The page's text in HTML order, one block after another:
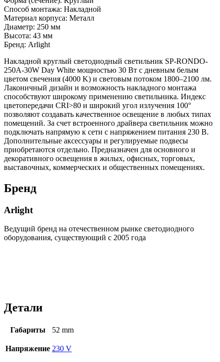
Способ монтажа: Накладной
Материал корпуса: Металл
Диаметр: 250 мм
Высота: 43 мм
Бренд: Arlight
Накладной круглый светодиодный светильник SP-RONDO-
250A-30W Day White мощностью 30 Вт с дневным белым
цветом свечения (4000 K) и световым потоком 1800–2100 лм.
Лаконичный дизайн и возможность накладного монтажа
способствуют широкому применению светильника. Индекс
цветопередачи CRI>80 и широкий угол излучения 100°
позволяют создавать качественное освещение в любых типах
помещений. За счет встроенного драйвера светильник можно
подключать напрямую к сети с напряжением питания 230 В.
Дополнительные аксессуары и регулируемые подвесы
приобретаются отдельно. Предназначен для основного и
декоративного освещения в жилых, офисных, торговых,
выставочных, коммерческих и общественных помещениях.
Бренд
Arlight
Ведущий бренд на отечественном рынке светодиодного
оборудования, существующий с 2005 года
Детали
Габариты 52 mm
Напряжение 230 V